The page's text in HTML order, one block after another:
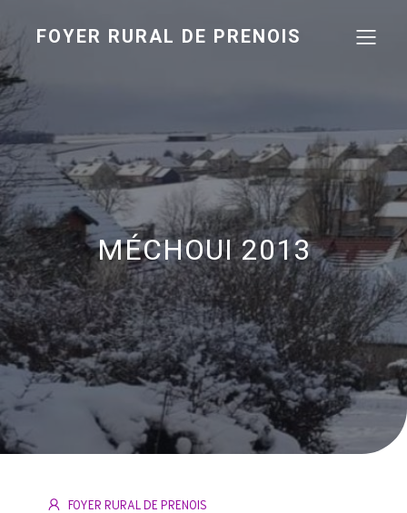
FOYER RURAL DE PRENOIS
MÉCHOUI 2013
FOYER RURAL DE PRENOIS